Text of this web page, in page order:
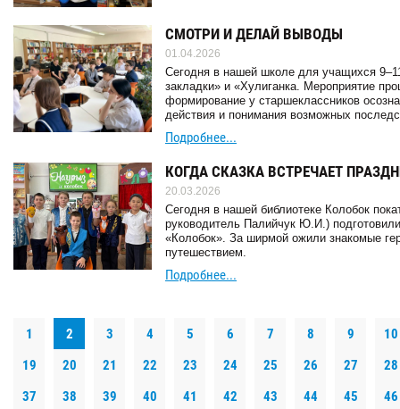
СМОТРИ И ДЕЛАЙ ВЫВОДЫ
01.04.2026
Сегодня в нашей школе для учащихся
закладки» и «Хулиганка. Мероприятие
формирование у старшеклассников
действия и понимания возможных
Подробнее...
КОГДА СКАЗКА ВСТРЕЧАЕТ
20.03.2026
Сегодня в нашей библиотеке Колобок
руководитель Палийчук Ю.И.)
«Колобок». За ширмой ожили знакомые
путешествием.
Подробнее...
1 2 3 4 5 6 7 8 9
10
19
20 21 22 23 24 25 26 27
28
37
38 39 40 41 42 43 44 45 46